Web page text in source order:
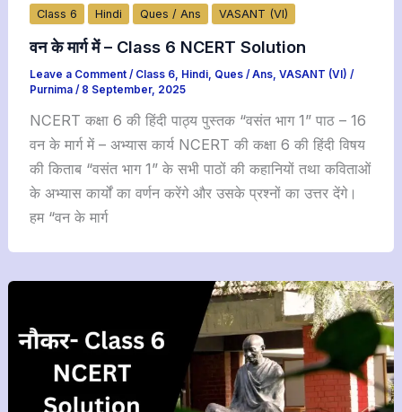
Class 6 Hindi Ques / Ans VASANT (VI)
वन के मार्ग में – Class 6 NCERT Solution
Leave a Comment / Class 6, Hindi, Ques / Ans,VASANT (VI) /
Purnima/ 8 September, 2025
NCERT कक्षा 6 की हिंदी पाठ्य पुस्तक “वसंत भाग 1” पाठ – 16
वन के मार्ग में – अभ्यास कार्य NCERT की कक्षा 6 की हिंदी विषय
की किताब “वसंत भाग 1” के सभी पाठों की कहानियों तथा कविताओं
के अभ्यास कार्यों का वर्णन करेंगे और उसके प्रश्नों का उत्तर देंगे।
हम “वन के मार्ग